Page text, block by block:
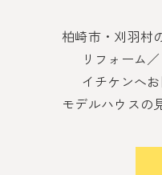
柏崎市・刈羽村
リフォーム
イチケンへ
モデルハウスの